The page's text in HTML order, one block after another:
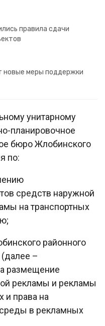
правила сдачи
новые меры поддержки
унитарному
планировочное
бюро Жлобинского
по:
средств наружной
на транспортных
районного
(далее –
размещение
рекламы и рекламы
и права на
в рекламных